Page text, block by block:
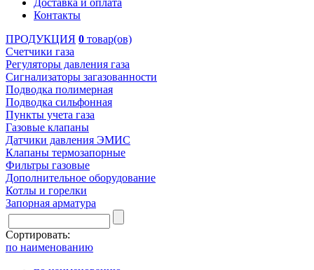
Доставка и оплата
Контакты
ПРОДУКЦИЯ 0 товар(ов)
Счетчики газа
Регуляторы давления газа
Сигнализаторы загазованности
Подводка полимерная
Подводка сильфонная
Пункты учета газа
Газовые клапаны
Датчики давления ЭМИС
Клапаны термозапорные
Фильтры газовые
Дополнительное оборудование
Котлы и горелки
Запорная арматура
Сортировать:
по наименованию